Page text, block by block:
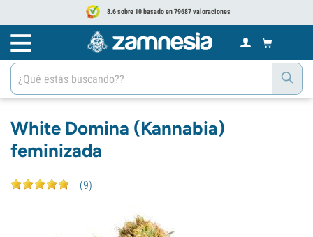
8.6 sobre 10 basado en 79687 valoraciones
White Domina (Kannabia)
feminizada
(9)